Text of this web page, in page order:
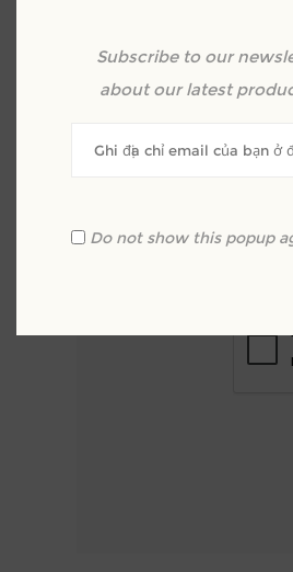
Xem lại văn bản:
Subscribe to our
about our latest
Do not show this popup